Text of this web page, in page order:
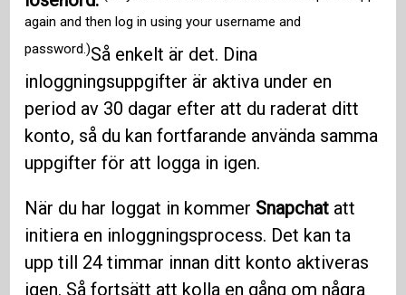
again and then log in using your username and
password.)Så enkelt är det. Dina
inloggningsuppgifter är aktiva under en
period av 30 dagar efter att du raderat ditt
konto, så du kan fortfarande använda samma
uppgifter för att logga in igen.
När du har loggat in kommer Snapchat att
initiera en inloggningsprocess. Det kan ta
upp till 24 timmar innan ditt konto aktiveras
igen. Så fortsätt att kolla en gång om några